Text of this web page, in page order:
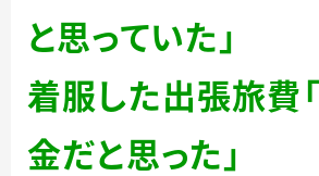
と思っていた」
着服した出張旅費
金だと思った」